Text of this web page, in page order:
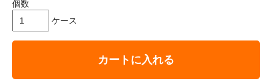
個数
ケース
カートに入れる